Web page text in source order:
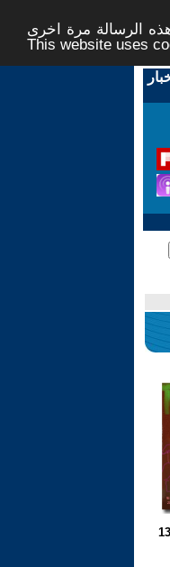
الرسالة مرة اخرى -
This website uses